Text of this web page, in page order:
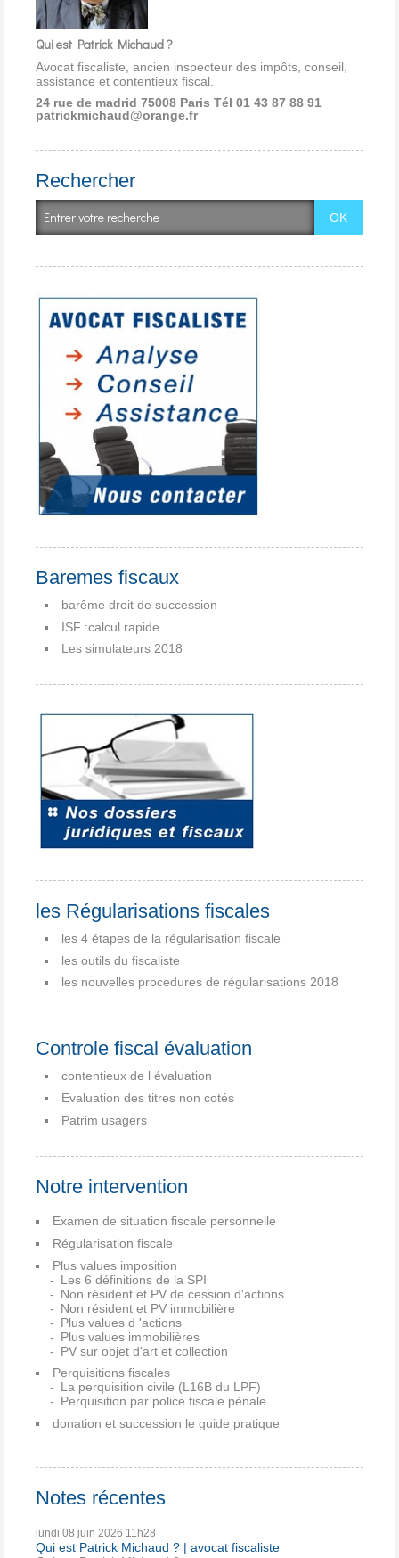
Qui est Patrick Michaud ?
Avocat fiscaliste, ancien inspecteur des impôts, conseil,
assistance et contentieux fiscal.
24 rue de madrid 75008 Paris Tél 01 43 87 88 91
patrickmichaud@orange.fr
Rechercher
Baremes fiscaux
barême droit de succession
ISF :calcul rapide
Les simulateurs 2018
les Régularisations fiscales
les 4 étapes de la régularisation fiscale
les outils du fiscaliste
les nouvelles procedures de régularisations 2018
Controle fiscal évaluation
contentieux de l évaluation
Evaluation des titres non cotés
Patrim usagers
Notre intervention
Examen de situation fiscale personnelle
Régularisation fiscale
Plus values imposition
Les 6 définitions de la SPI
Non résident et PV de cession d'actions
Non résident et PV immobilière
Plus values d 'actions
Plus values immobilières
PV sur objet d'art et collection
Perquisitions fiscales
La perquisition civile (L16B du LPF)
Perquisition par police fiscale pénale
donation et succession le guide pratique
Notes récentes
lundi 08 juin 2026 11h28
Qui est Patrick Michaud ? | avocat fiscaliste